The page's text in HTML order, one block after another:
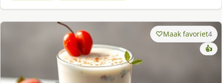
Maak favoriet4
👍